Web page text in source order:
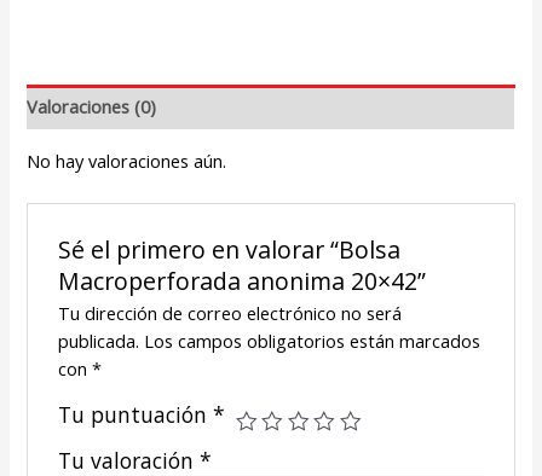
Valoraciones (0)
No hay valoraciones aún.
Sé el primero en valorar “Bolsa
Macroperforada anonima 20×42”
Tu dirección de correo electrónico no será
publicada. Los campos obligatorios están marcados
con *
Tu puntuación *
Tu valoración *